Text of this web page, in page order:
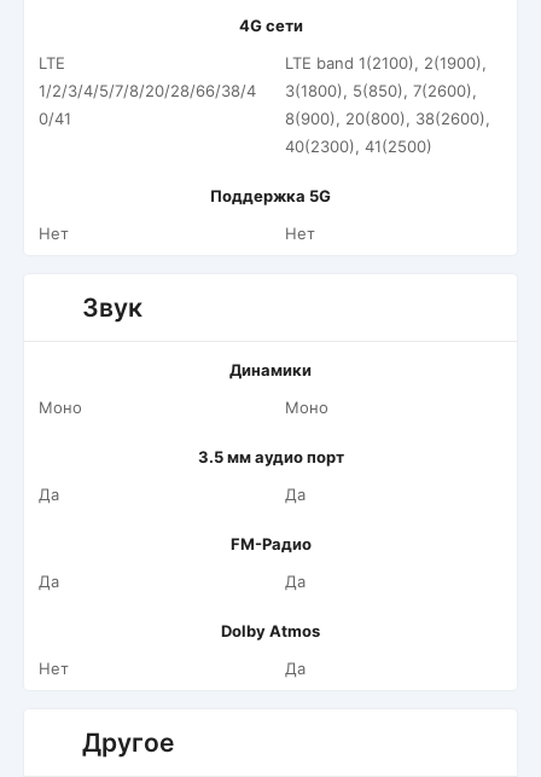
4G сети
LTE
1/2/3/4/5/7/8/20/28/66/38/4
0/41
LTE band 1(2100), 2(1900),
3(1800), 5(850), 7(2600),
8(900), 20(800), 38(2600),
40(2300), 41(2500)
Поддержка 5G
Нет
Нет
Звук
Динамики
Моно
Моно
3.5 мм аудио порт
Да
Да
FM-Радио
Да
Да
Dolby Atmos
Нет
Да
Другое